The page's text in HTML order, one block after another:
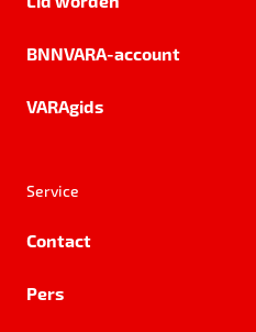
BNNVARA-account
VARAgids
Service
Contact
Pers